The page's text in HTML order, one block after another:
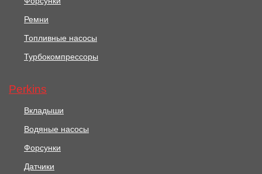
Ремни
Топливные насосы
Турбокомпрессоры
Perkins
Вкладыши
Водяные насосы
Форсунки
Датчики